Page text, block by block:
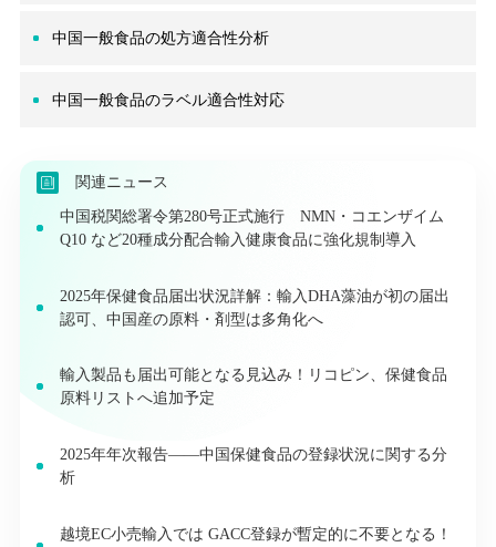
中国一般食品の処方適合性分析
中国一般食品のラベル適合性対応
関連ニュース
中国税関総署令第280号正式施行 NMN・コエンザイム
Q10 など20種成分配合輸入健康食品に強化規制導入
2025年保健食品届出状況詳解：輸入DHA藻油が初の届出
認可、中国産の原料・剤型は多角化へ
輸入製品も届出可能となる見込み！リコピン、保健食品
原料リストへ追加予定
2025年年次報告――中国保健食品の登録状況に関する分
析
越境EC小売輸入では GACC登録が暫定的に不要となる！